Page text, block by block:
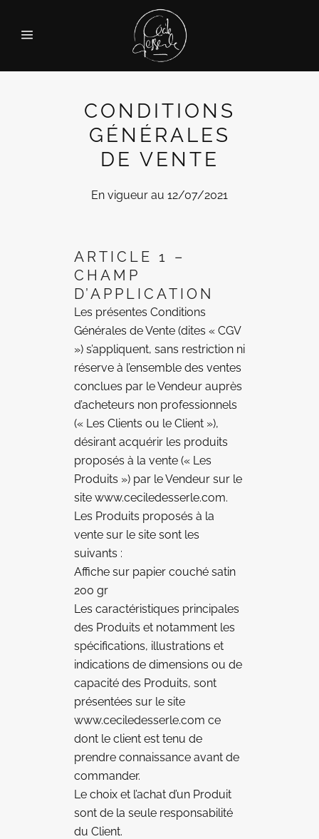
CONDITIONS
GÉNÉRALES
DE VENTE
En vigueur au 12/07/2021
ARTICLE 1 –
CHAMP
D’APPLICATION
Les présentes Conditions
Générales de Vente (dites « CGV
») s’appliquent, sans restriction ni
réserve à l’ensemble des ventes
conclues par le Vendeur auprès
d’acheteurs non professionnels
(« Les Clients ou le Client »),
désirant acquérir les produits
proposés à la vente (« Les
Produits ») par le Vendeur sur le
site www.ceciledesserle.com.
Les Produits proposés à la
vente sur le site sont les
suivants :
Affiche sur papier couché satin
200 gr
Les caractéristiques principales
des Produits et notamment les
spécifications, illustrations et
indications de dimensions ou de
capacité des Produits, sont
présentées sur le site
www.ceciledesserle.com ce
dont le client est tenu de
prendre connaissance avant de
commander.
Le choix et l’achat d’un Produit
sont de la seule responsabilité
du Client.